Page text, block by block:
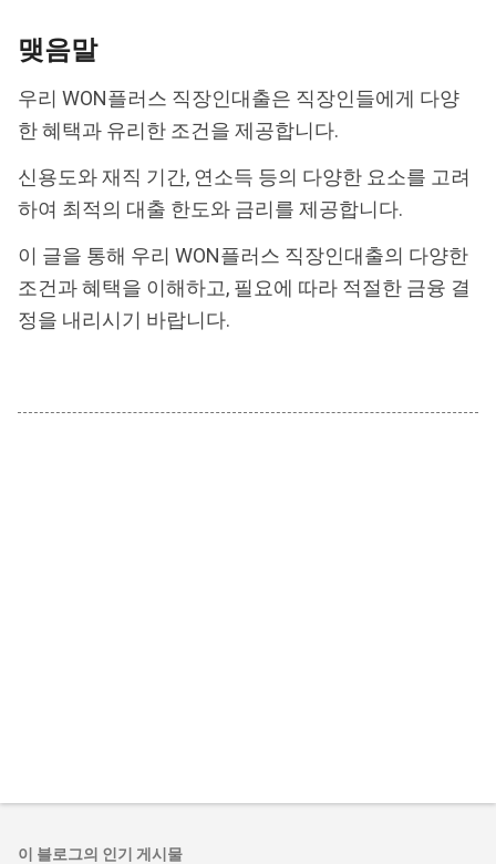
맺음말
우리 WON플러스 직장인대출은 직장인들에게 다양
한 혜택과 유리한 조건을 제공합니다.
신용도와 재직 기간, 연소득 등의 다양한 요소를 고려
하여 최적의 대출 한도와 금리를 제공합니다.
이 글을 통해 우리 WON플러스 직장인대출의 다양한
조건과 혜택을 이해하고, 필요에 따라 적절한 금융 결
정을 내리시기 바랍니다.
이 블로그의 인기 게시물